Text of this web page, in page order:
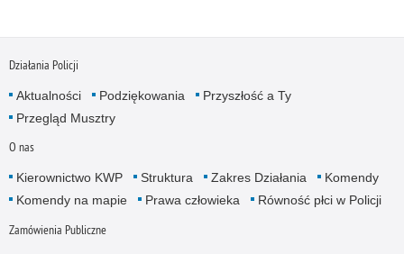
Działania Policji
Aktualności Podziękowania
Przyszłość a Ty
Przegląd Musztry
O nas
Kierownictwo KWP Struktura Zakres Działania
Komendy
Komendy na mapie
Prawa człowieka Równość płci w Policji
Zamówienia Publiczne